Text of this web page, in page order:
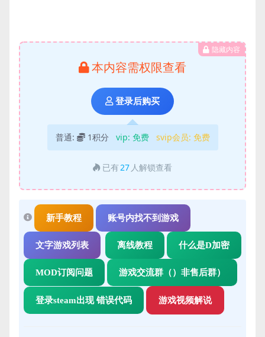
隐藏内容
本内容需权限查看
登录后购买
普通: 1积分 vip: 免费 svip会员: 免费
已有27 人解锁查看
新手教程 账号内找不到游戏
文字游戏列表 离线教程 什么是D加密
MOD订阅问题 游戏交流群（）非售后群）
登录steam出现 错误代码 游戏视频解说